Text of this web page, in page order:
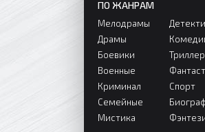
ПО ЖАНРАМ
Мелодрамы
Драмы
Боевики
Военные
Криминал
Семейные
Мистика
Спорт